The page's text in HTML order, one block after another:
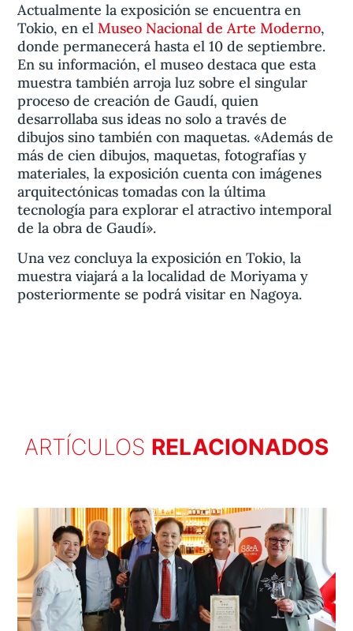
Actualmente la exposición se encuentra en
Tokio, en elMuseo Nacional de Arte Moderno,
donde permanecerá hasta el 10 de septiembre.
En su información, el museo destaca que esta
muestra también arroja luz sobre el singular
proceso de creación de Gaudí, quien
desarrollaba sus ideas no solo a través de
dibujos sino también con maquetas. «Además de
más de cien dibujos, maquetas, fotografías y
materiales, la exposición cuenta con imágenes
arquitectónicas tomadas con la última
tecnología para explorar el atractivo intemporal
de la obra de Gaudí».
Una vez concluya la exposición en Tokio, la
muestra viajará a la localidad de Moriyama y
posteriormente se podrá visitar en Nagoya.
ARTÍCULOS RELACIONADOS